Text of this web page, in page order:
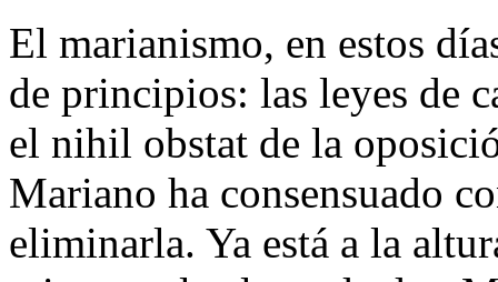
El marianismo, en estos
de principios: las leyes de
el nihil obstat de la
Mariano ha consensuado
eliminarla. Ya está a la